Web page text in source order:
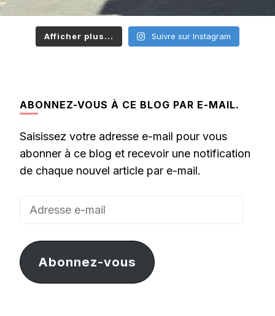
Afficher plus... Suivre sur Instagram
ABONNEZ-VOUS À CE BLOG PAR E-MAIL.
Saisissez votre adresse e-mail pour vous
abonner à ce blog et recevoir une notification
de chaque nouvel article par e-mail.
Adresse
mail
Abonnez-vous